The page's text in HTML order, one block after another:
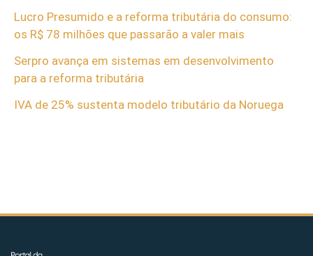
Lucro Presumido e a reforma tributária do consumo:
os R$ 78 milhões que passarão a valer mais
Serpro avança em sistemas em desenvolvimento
para a reforma tributária
IVA de 25% sustenta modelo tributário da Noruega